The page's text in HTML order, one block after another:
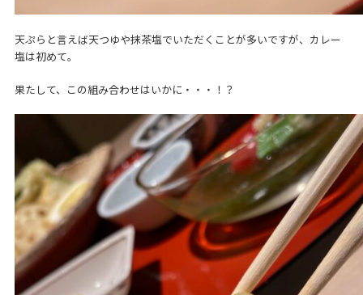
天ぷらと言えば天つゆや抹茶塩でいただくことが多いですが、カレー
塩は初めて。
果たして、この組み合わせはいかに・・・！？